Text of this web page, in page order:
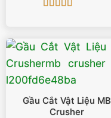
Gầu Cắt Vật Liệu MB
Crusher